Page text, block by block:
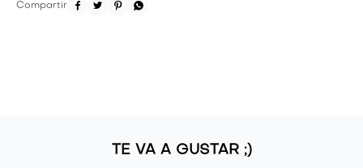
   
TE VA A GUSTAR ;)